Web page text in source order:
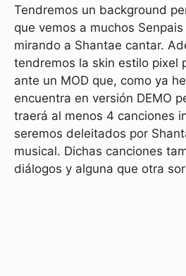
Tendremos un background
que vemos a muchos
mirando a Shantae cantar.
tendremos la skin estilo pixel
ante un MOD que, como ya
encuentra en versión DEMO
traerá al menos 4 canciones
seremos deleitados por
musical. Dichas canciones
diálogos y alguna que otra